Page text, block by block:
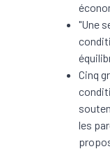
"Une
Cinq
les